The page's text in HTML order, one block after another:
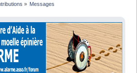
» Messages